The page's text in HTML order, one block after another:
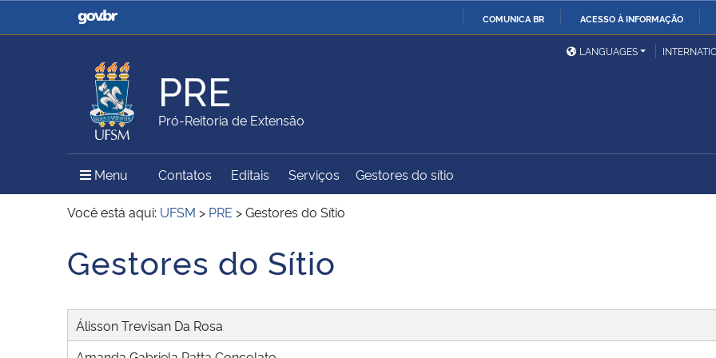
COMUNICA BR ACESSO À INFORMAÇÃO
Casa Civil
Ministério da Justiça e
Ministério da Defesa
Ministério das Relações
Exteriores
Ministério da Agricultura,
Pecuária e Abastecimento
Ministério do Meio Ambiente Ministério do Turismo
Ministério do
Secretaria de Governo
Gabinete de Segurança
LANGUAGES
PRE
Pró-Reitoria de Extensão
Menu Menu Principal do Sítio
Contatos Editais Serviços Gestores do sítio
Você está aqui: UFSM > PRE >Gestores do Sítio
Início do conteúdo
Gestores do Sítio
Álisson Trevisan Da Rosa